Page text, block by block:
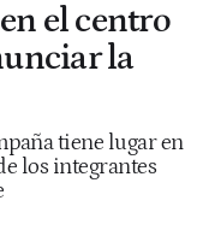
el centro
la
tiene lugar en
los integrantes